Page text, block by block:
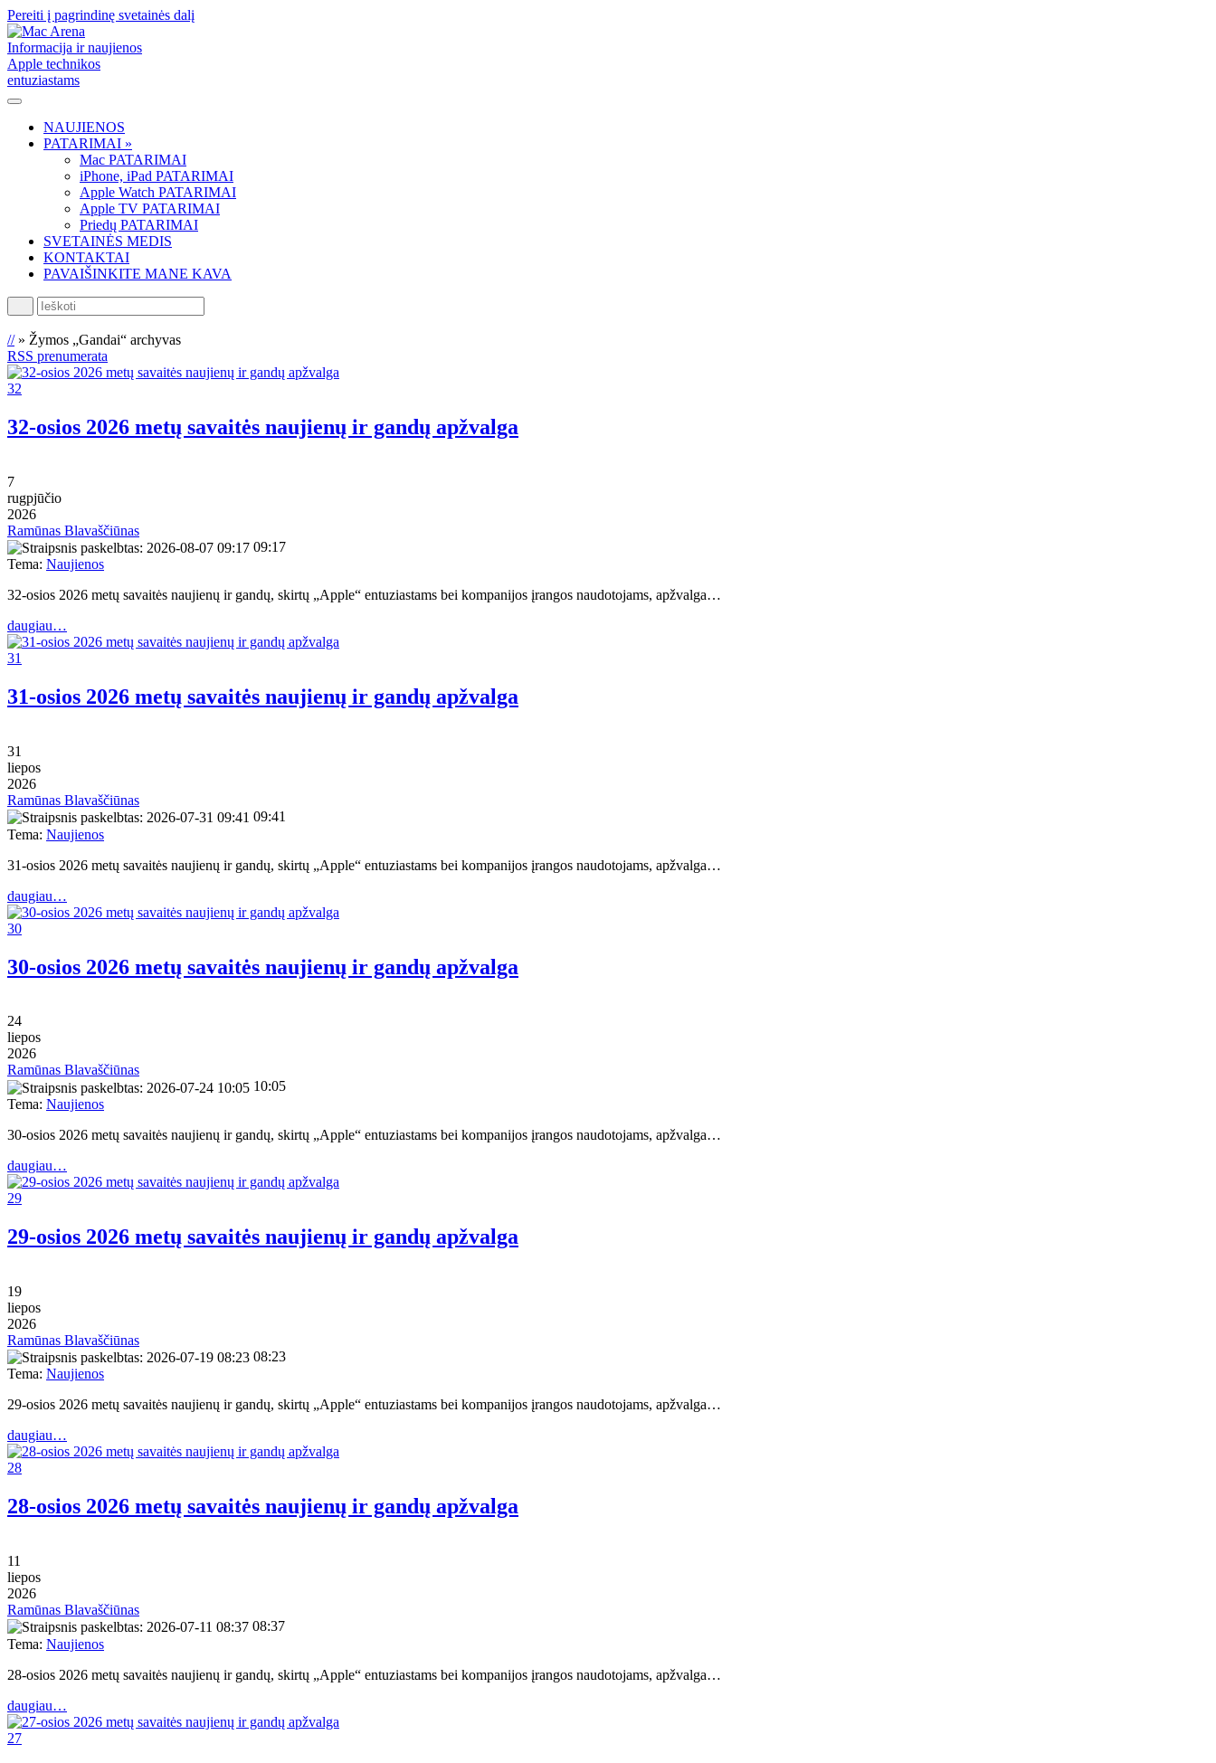
Pereiti į pagrindinę svetainės dalį
Informacija ir naujienos
Apple technikos
entuziastams
NAUJIENOS
PATARIMAI »
Mac PATARIMAI
iPhone, iPad PATARIMAI
Apple Watch PATARIMAI
Apple TV PATARIMAI
Priedų PATARIMAI
SVETAINĖS MEDIS
KONTAKTAI
PAVAIŠINKITE MANE KAVA
Ieškoti
//» Žymos „Gandai“ archyvas
RSS prenumerata
32
32-osios 2026 metų savaitės naujienų ir gandų apžvalga
7
rugpjūčio
2026
Ramūnas Blavaščiūnas
09:17
Tema: Naujienos
32-osios 2026 metų savaitės naujienų ir gandų, skirtų „Apple“ entuziastams bei kompanijos įrangos naudotojams, apžvalga…
daugiau…
31
31-osios 2026 metų savaitės naujienų ir gandų apžvalga
31
liepos
2026
Ramūnas Blavaščiūnas
09:41
Tema: Naujienos
31-osios 2026 metų savaitės naujienų ir gandų, skirtų „Apple“ entuziastams bei kompanijos įrangos naudotojams, apžvalga…
daugiau…
30
30-osios 2026 metų savaitės naujienų ir gandų apžvalga
24
liepos
2026
Ramūnas Blavaščiūnas
10:05
Tema: Naujienos
30-osios 2026 metų savaitės naujienų ir gandų, skirtų „Apple“ entuziastams bei kompanijos įrangos naudotojams, apžvalga…
daugiau…
29
29-osios 2026 metų savaitės naujienų ir gandų apžvalga
19
liepos
2026
Ramūnas Blavaščiūnas
08:23
Tema: Naujienos
29-osios 2026 metų savaitės naujienų ir gandų, skirtų „Apple“ entuziastams bei kompanijos įrangos naudotojams, apžvalga…
daugiau…
28
28-osios 2026 metų savaitės naujienų ir gandų apžvalga
11
liepos
2026
Ramūnas Blavaščiūnas
08:37
Tema: Naujienos
28-osios 2026 metų savaitės naujienų ir gandų, skirtų „Apple“ entuziastams bei kompanijos įrangos naudotojams, apžvalga…
daugiau…
27